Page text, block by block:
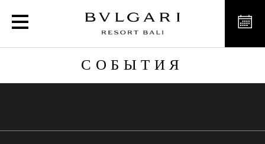
События
СОБЫТИЯ